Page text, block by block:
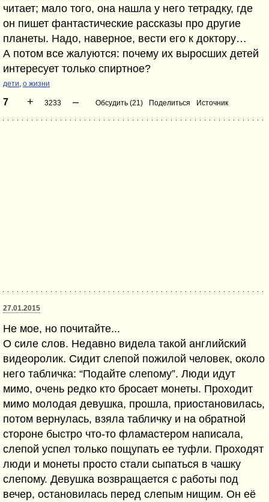
читает; мало того, она нашла у него тетрадку, где
он пишет фантастические рассказы про другие
планеты. Надо, наверное, вести его к доктору…
А потом все жалуются: почему их выросших детей
интересует только спиртное?
дети, о жизни
7 + 3233 – Обсудить (21) Поделиться Источник
27.01.2015
Не мое, но почитайте...
О силе слов. Недавно видела такой английский
видеоролик. Сидит слепой пожилой человек, около
него табличка: “Подайте слепому”. Люди идут
мимо, очень редко кто бросает монеты. Проходит
мимо молодая девушка, прошла, приостановилась,
потом вернулась, взяла табличку и на обратной
стороне быстро что-то фламастером написала,
слепой успел только пощупать ее туфли. Проходят
люди и монеты просто стали сыпаться в чашку
слепому. Девушка возвращается с работы под
вечер, остановилась перед слепым нищим. Он её